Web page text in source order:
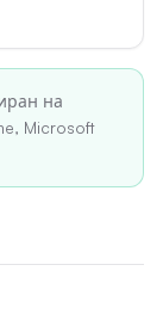
на
Microsoft